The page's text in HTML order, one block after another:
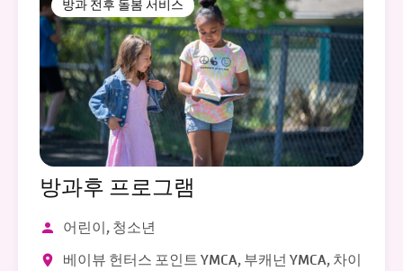
방과 전후 돌봄 서비스
방과후 프로그램
어린이, 청소년
베이뷰 헌터스 포인트 YMCA, 부캐넌 YMCA, 차이